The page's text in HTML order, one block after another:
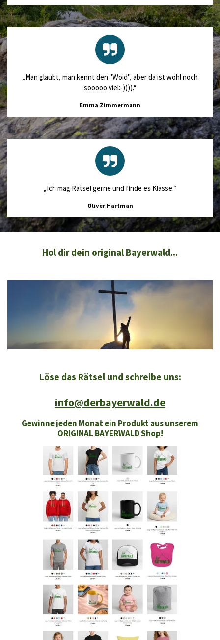
„Man glaubt, man kennt den "Woid", aber da ist wohl noch
sooooo viel:-)))).“
Emma Zimmermann
„Ich mag Rätsel gerne und finde es Klasse.“
Oliver Hartman
Hol dir dein original Bayerwald...
Löse das Rätsel und schreibe uns:
info@derbayerwald.de
Gewinne jeden Monat ein Produkt aus unserem
ORIGINAL BAYERWALD Shop!